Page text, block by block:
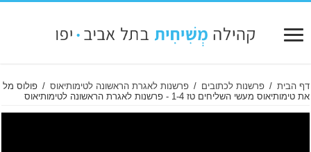
דף הבית / פרשנות לכתובים / פרשנות לאגרת הראשונה לטימותיאוס / פולוס מל
את טימותיאוס מעשי השליחים טז 1-4 ‫- פרשנות לאגרת הראשונה לטימותיאוס